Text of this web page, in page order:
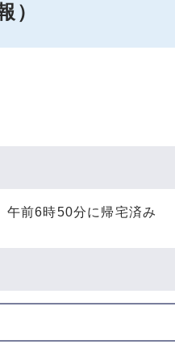
）
午前6時50分に帰宅済み